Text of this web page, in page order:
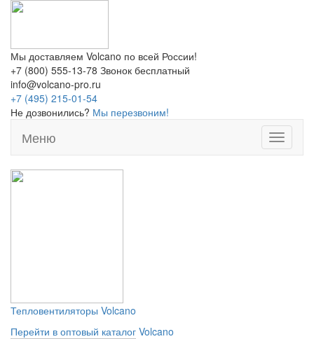
Мы доставляем Volcano по всей России!
+7 (800) 555-13-78 Звонок бесплатный
info@volcano-pro.ru
+7 (495) 215-01-54
Не дозвонились? Мы перезвоним!
Меню
Тепловентиляторы Volcano
Перейти в оптовый каталог Volcano